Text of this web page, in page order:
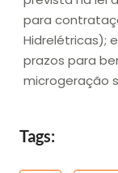
para
Hidrelétricas);
prazos para
microgeração
Tags: